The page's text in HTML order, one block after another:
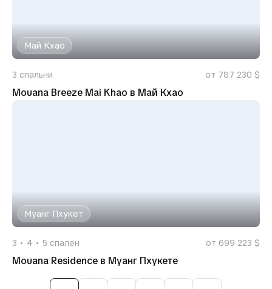
Май Кхао
3 спальни от 787 230 $
Mouana Breeze Mai Khao в Май Кхао
Муанг Пхукет
3 4 5 спален от 699 223 $
Mouana Residence в Муанг Пхукете